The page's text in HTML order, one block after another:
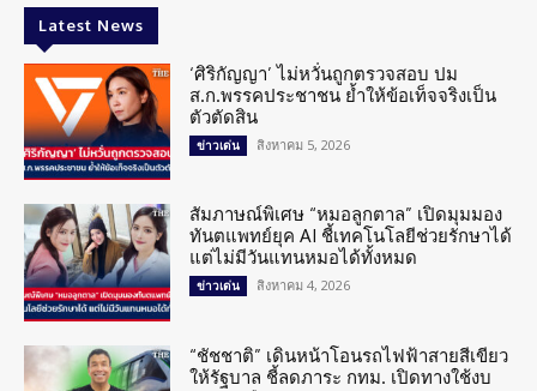
Latest News
‘ศิริกัญญา’ ไม่หวั่นถูกตรวจสอบ ปม
ส.ก.พรรคประชาชน ย้ำให้ข้อเท็จจริงเป็น
ตัวตัดสิน
ข่าวเด่น สิงหาคม 5, 2026
สัมภาษณ์พิเศษ “หมอลูกตาล” เปิดมุมมอง
ทันตแพทย์ยุค AI ชี้เทคโนโลยีช่วยรักษาได้
แต่ไม่มีวันแทนหมอได้ทั้งหมด
ข่าวเด่น สิงหาคม 4, 2026
“ชัชชาติ” เดินหน้าโอนรถไฟฟ้าสายสีเขียว
ให้รัฐบาล ชี้ลดภาระ กทม. เปิดทางใช้งบ